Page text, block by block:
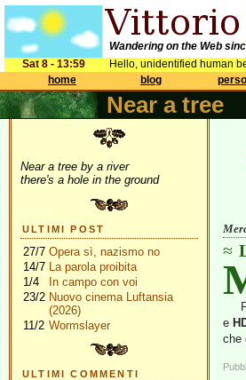
Wandering on the Web
Sat 8 - 13:59
Hello, unidentified human
home
blog
Near a tree
Near a tree by a river
there's a hole in the ground
ULTIMI POST
27/7 Opera sì, nazismo no
14/7 La parola proibita
1/4
In campo con voi
23/2 Nuovo cinema Luftansia
(2026)
11/2 Wormslayer
ULTIMI COMMENTI
e
che